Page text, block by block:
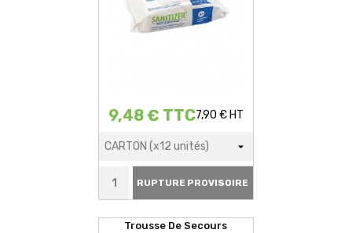
9,48 € TTC7,90 € HT
RUPTURE PROVISOIRE
Trousse De Secours